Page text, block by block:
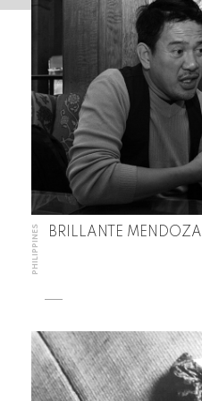
PHILIPPINES BRILLANTE MENDOZA